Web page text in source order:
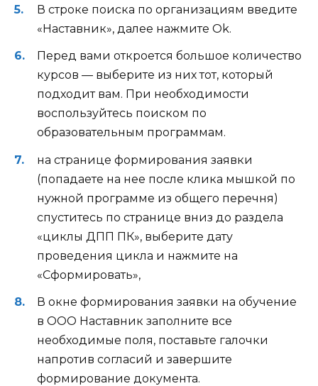
В строке поиска по организациям введите
«Наставник», далее нажмите Ok.
Перед вами откроется большое количество
курсов — выберите из них тот, который
подходит вам. При необходимости
воспользуйтесь поиском по
образовательным программам.
на странице формирования заявки
(попадаете на нее после клика мышкой по
нужной программе из общего перечня)
спуститесь по странице вниз до раздела
«циклы ДПП ПК», выберите дату
проведения цикла и нажмите на
«Сформировать»,
В окне формирования заявки на обучение
в ООО Наставник заполните все
необходимые поля, поставьте галочки
напротив согласий и завершите
формирование документа.